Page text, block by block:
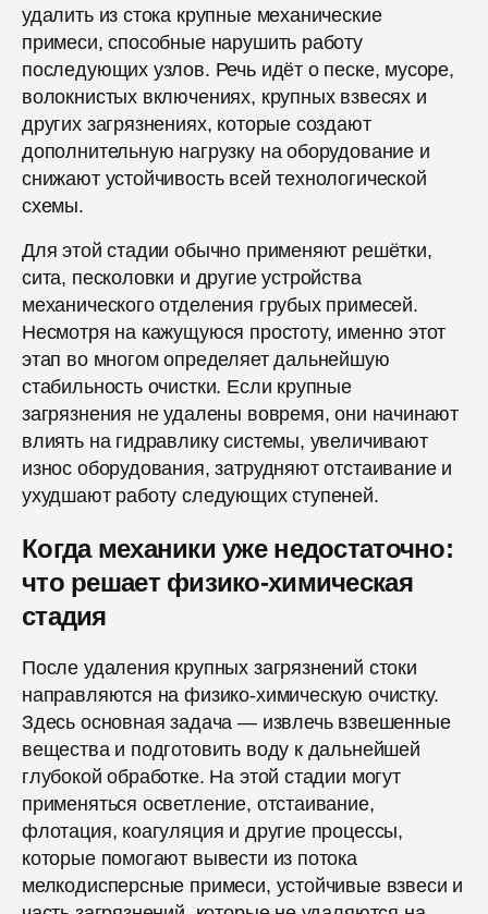
удалить из стока крупные механические
примеси, способные нарушить работу
последующих узлов. Речь идёт о песке, мусоре,
волокнистых включениях, крупных взвесях и
других загрязнениях, которые создают
дополнительную нагрузку на оборудование и
снижают устойчивость всей технологической
схемы.
Для этой стадии обычно применяют решётки,
сита, песколовки и другие устройства
механического отделения грубых примесей.
Несмотря на кажущуюся простоту, именно этот
этап во многом определяет дальнейшую
стабильность очистки. Если крупные
загрязнения не удалены вовремя, они начинают
влиять на гидравлику системы, увеличивают
износ оборудования, затрудняют отстаивание и
ухудшают работу следующих ступеней.
Когда механики уже недостаточно:
что решает физико-химическая
стадия
После удаления крупных загрязнений стоки
направляются на физико-химическую очистку.
Здесь основная задача — извлечь взвешенные
вещества и подготовить воду к дальнейшей
глубокой обработке. На этой стадии могут
применяться осветление, отстаивание,
флотация, коагуляция и другие процессы,
которые помогают вывести из потока
мелкодисперсные примеси, устойчивые взвеси и